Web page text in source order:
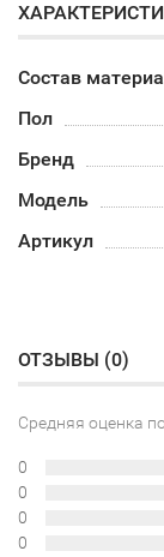
Состав
Пол
Бренд
Модель
Артикул
ОТЗЫВЫ (0)
Средняя оценка
0
0
0
0